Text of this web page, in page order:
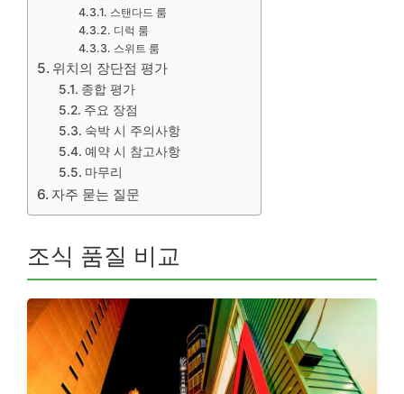
스탠다드 룸
디럭 룸
스위트 룸
위치의 장단점 평가
종합 평가
주요 장점
숙박 시 주의사항
예약 시 참고사항
마무리
자주 묻는 질문
조식 품질 비교